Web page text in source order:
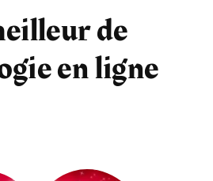
de
en ligne